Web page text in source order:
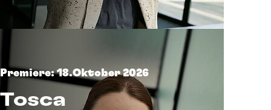
Premiere: 18.Oktober 2026
Tosca